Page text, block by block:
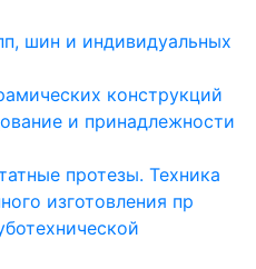
шин и индивидуальных
конструкций
и принадлежности
протезы. Техника
изготовления пр